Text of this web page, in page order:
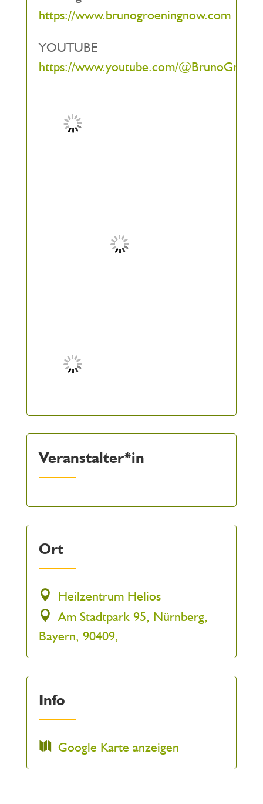
https://www.brunogroeningnow.com
YOUTUBE
https://www.youtube.com/
Veranstalter*in
Ort
Heilzentrum Helios
Am Stadtpark 95, Nürnberg,
Bayern, 90409,
Info
Google Karte anzeigen